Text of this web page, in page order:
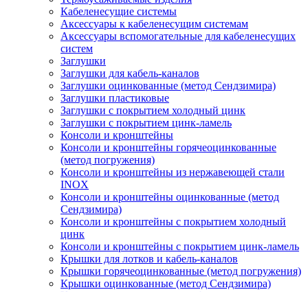
Кабеленесущие системы
Аксессуары к кабеленесущим системам
Аксессуары вспомогательные для кабеленесущих
систем
Заглушки
Заглушки для кабель-каналов
Заглушки оцинкованные (метод Сендзимира)
Заглушки пластиковые
Заглушки с покрытием холодный цинк
Заглушки с покрытием цинк-ламель
Консоли и кронштейны
Консоли и кронштейны горячеоцинкованные
(метод погружения)
Консоли и кронштейны из нержавеющей стали
INOX
Консоли и кронштейны оцинкованные (метод
Сендзимира)
Консоли и кронштейны с покрытием холодный
цинк
Консоли и кронштейны с покрытием цинк-ламель
Крышки для лотков и кабель-каналов
Крышки горячеоцинкованные (метод погружения)
Крышки оцинкованные (метод Сендзимира)